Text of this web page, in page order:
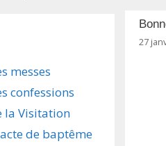
27
messes
confessions
la Visitation
de baptême